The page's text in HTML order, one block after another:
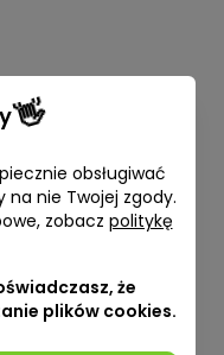
Przewodnik po
promptów
👋
obsługiwać
na nie Twojej zgody.
zobacz politykę
że
plików cookies.